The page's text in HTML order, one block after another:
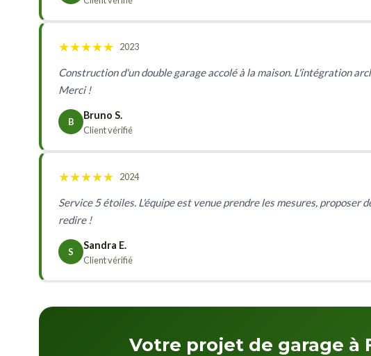
★★★★★ 2023
Construction d'un double garage accolé à la maison. L'intégration
Merci !
B
Bruno S.
Client vérifié
★★★★★ 2024
Service 5 étoiles. L'équipe est venue prendre les mesures, proposer
redire !
S
Sandra E.
Client vérifié
Votre projet de garage à